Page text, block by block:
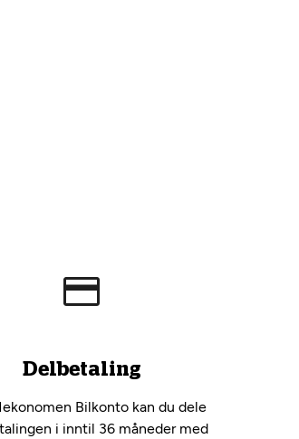
Delbetaling
Bilkonto kan du dele
i inntil 36 måneder med